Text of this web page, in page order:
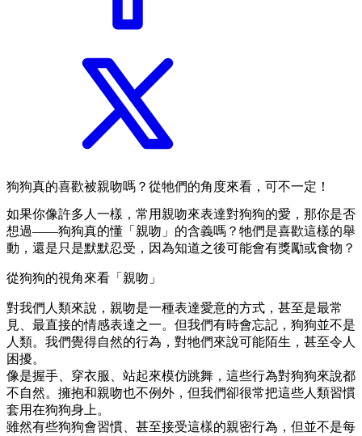
狗狗真的喜歡被親吻嗎？從牠們的角度來看，可不一定！
如果你像許多人一樣，常用親吻來表達對狗狗的愛，那你是否
想過——狗狗真的懂「親吻」的含義嗎？牠們是喜歡這樣的舉
動，還是只是默默忍受，因為知道之後可能會有獎勵或食物？
從狗狗的視角來看「親吻」
對我們人類來說，親吻是一種表達愛意的方式，甚至是最常
見、最直接的情感表達之一。但我們有時會忘記，狗狗並不是
人類。我們覺得自然的行為，對牠們來說可能陌生，甚至令人
困擾。
像是握手、穿衣服、站起來模仿跳舞，這些行為對狗狗來說都
不自然。擁抱和親吻也不例外，但我們卻很常把這些人類習慣
套用在狗狗身上。
雖然有些狗狗會習慣、甚至接受這樣的親密行為，但並不是每